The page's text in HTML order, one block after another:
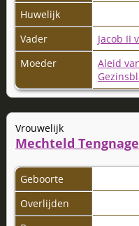
Huwelijk
Vader
Jacob II
Moeder
Aleid
Vrouwelijk
Mechteld
Geboorte
Overlijden